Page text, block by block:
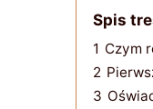
Spis
1 Czym
2
3